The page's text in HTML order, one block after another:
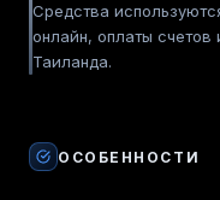
Средства
онлайн, оплаты счетов
Таиланда.
ОСОБЕННОСТИ